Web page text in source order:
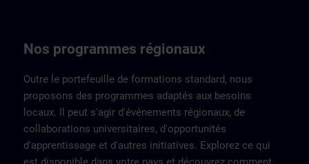
Nos programmes régionaux
Outre le portefeuille de formations standard, nous
proposons des programmes adaptés aux besoins
locaux. Il peut s'agir d'événements régionaux, de
collaborations universitaires, d'opportunités
d'apprentissage et d'autres initiatives. Explorez ce qui